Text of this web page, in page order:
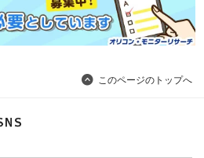
このページのトップへ